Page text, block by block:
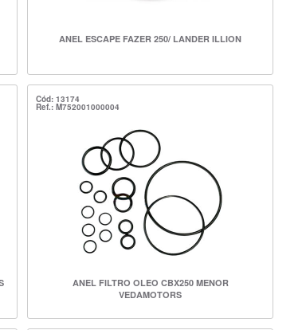
ANEL ESCAPE FAZER 250/ LANDER ILLION
Cód: 13174
Ref.: M752001000004
ANEL FILTRO OLEO CBX250 MENOR
VEDAMOTORS